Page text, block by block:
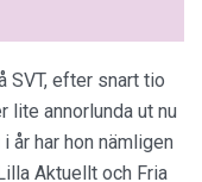
SVT, efter snart tio
lite annorlunda ut nu
år har hon nämligen
Aktuellt och Fria